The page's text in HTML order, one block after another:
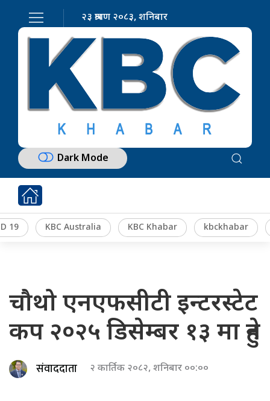
२३ श्रावण २०८३, शनिबार
Dark Mode
19 KBC Australia KBC Khabar kbckhabar
चौथो एनएफसीटी इन्टरस्टेट
कप २०२५ डिसेम्बर १३ मा हुने
संवाददाता २ कार्तिक २०८२, शनिबार ००:००